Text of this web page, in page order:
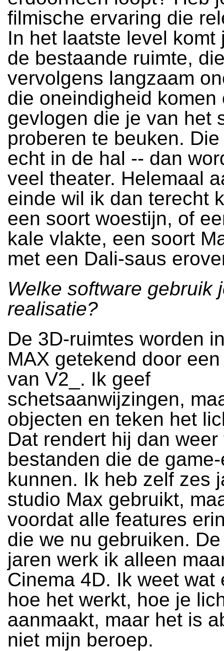
filmische ervaring die
In het laatste level komt
de bestaande ruimte,
vervolgens langzaam
die oneindigheid komen
gevlogen die je van het
proberen te beuken.
echt in de hal -- dan
veel theater. Helemaal
einde wil ik dan terecht
een soort woestijn, of
kale vlakte, een soort
met een Dali-saus
Welke software gebruik
realisatie?
De 3D-ruimtes worden
MAX getekend door
van V2_. Ik geef
schetsaanwijzingen,
objecten en teken het
Dat rendert hij dan weer
bestanden die de
kunnen. Ik heb zelf zes
studio Max gebruikt,
voordat alle features
die we nu gebruiken.
jaren werk ik alleen
Cinema 4D. Ik weet wat
hoe het werkt, hoe je
aanmaakt, maar het is
niet mijn beroep.